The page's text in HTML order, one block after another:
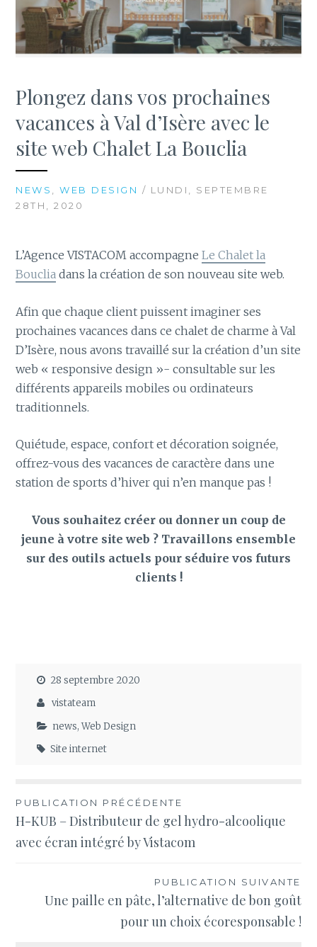
Plongez dans vos prochaines
vacances à Val d’Isère avec le
site web Chalet La Bouclia
NEWS ,WEB DESIGN / LUNDI, SEPTEMBRE
28TH, 2020
L’Agence VISTACOM accompagneLe Chalet la
Bouclia dans la création de son nouveau site web.
Afin que chaque client puissent imaginer ses
prochaines vacances dans ce chalet de charme à Val
D’Isère, nous avons travaillé sur la création d’un site
web « responsive design »- consultable sur les
différents appareils mobiles ou ordinateurs
traditionnels.
Quiétude, espace, confort et décoration soignée,
offrez-vous des vacances de caractère dans une
station de sports d’hiver qui n’en manque pas !
Vous souhaitez créer ou donner un coup de
jeune à votre site web ? Travaillons ensemble
sur des outils actuels pour séduire vos futurs
clients !
28 septembre 2020
vistateam
news,Web Design
Site internet
Navigation
de
PUBLICATION PRÉCÉDENTE
H-KUB – Distributeur de gel hydro-alcoolique
avec écran intégré by Vistacom
PUBLICATION SUIVANTE
Une paille en pâte, l’alternative de bon goût
pour un choix écoresponsable !